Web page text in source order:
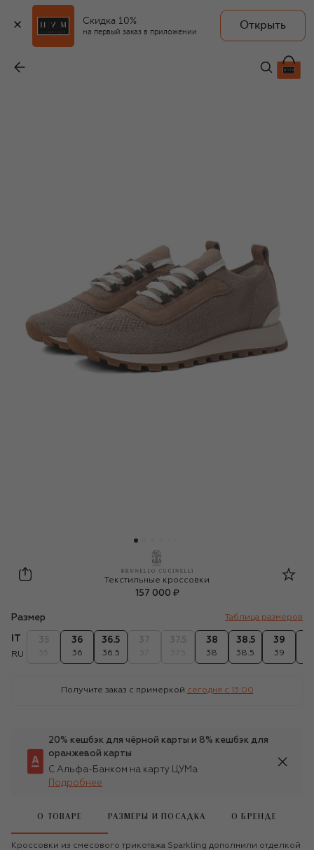
Скидка 10%
на первый заказ в приложении
Открыть
157 000 ₽
Brunello Cucinelli
Текстильные кроссовки
157 000 ₽
Размер Таблица размеров
RU
36
36
36.5
36.5
38
38
38.5
38.5
39
39
Получите заказ с примеркой сегодня c 13:00
20% кешбэк для чёрной карты и 8% кешбэк для
оранжевой карты
С Альфа-Банком на карту ЦУМа
Подробнее
О ТОВАРЕ РАЗМЕРЫ И ПОСАДКА О БРЕНДЕ
Кроссовки из смесового трикотажа Sparkling дополнили отделкой